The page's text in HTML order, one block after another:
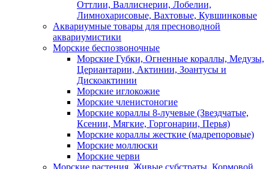
Оттлии, Валлиснерии, Лобелии,
Лимнохарисовые, Вахтовые, Кувшинковые
Аквариумные товары для пресноводной
аквариумистики
Морские беспозвоночные
Морские Губки, Огненные кораллы, Медузы,
Цериантарии, Актинии, Зоантусы и
Дискоактинии
Морские иглокожие
Морские членистоногие
Морские кораллы 8-лучевые (Звездчатые,
Ксении, Мягкие, Горгонарии, Перья)
Морские кораллы жесткие (мадрепоровые)
Морские моллюски
Морские черви
Морские растения, Живые субстраты, Кормовой